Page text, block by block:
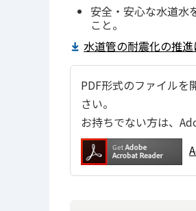
安全・安心な水道水
こと。
水道管の耐震化の推進
PDF形式のファイル
さい。
お持ちでない方は、